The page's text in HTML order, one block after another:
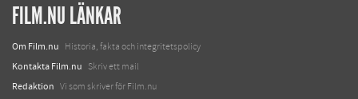
FILM.NU LÄNKAR
Om Film.nu Historia, fakta och integritetspolicy
Kontakta Film.nu Skriv ett mail
Redaktion Vi som skriver för Film.nu